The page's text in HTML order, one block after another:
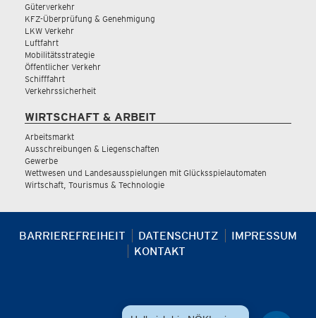
Güterverkehr
KFZ-Überprüfung & Genehmigung
LKW Verkehr
Luftfahrt
Mobilitätsstrategie
Öffentlicher Verkehr
Schifffahrt
Verkehrssicherheit
WIRTSCHAFT & ARBEIT
Arbeitsmarkt
Ausschreibungen & Liegenschaften
Gewerbe
Wettwesen und Landesausspielungen mit Glücksspielautomaten
Wirtschaft, Tourismus & Technologie
BARRIEREFREIHEIT DATENSCHUTZ
IMPRESSUM
KONTAKT